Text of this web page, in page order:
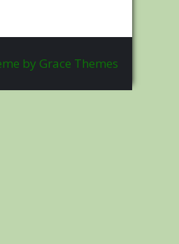
by Grace Themes